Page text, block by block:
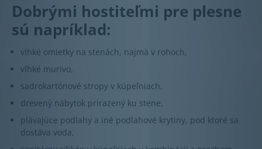
Dobrými hostiteľmi pre plesne
sú napríklad:
vlhké omietky na stenách, najmä v rohoch,
vlhké murivo,
sadrokartónové stropy v kúpeľniach,
drevený nábytok prirazený ku stene,
plávajúce podlahy a iné podlahové krytiny, pod ktoré sa
dostáva voda,